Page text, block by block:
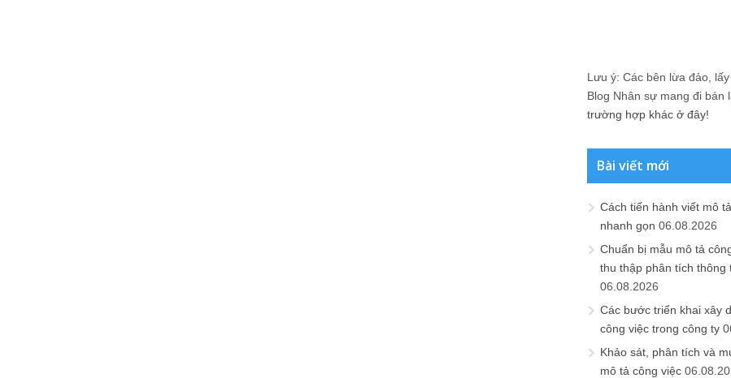
Lưu ý: Các bên lừa đảo,
Blog Nhân sự mang đi bán
trường hợp khác ở đây!
Bài viết mới
Cách tiến hành viết mô
nhanh gọn 06.08.2026
Chuẩn bị mẫu mô tả
thu thập phân tích thông
06.08.2026
Các bước triển khai xây
công việc trong công ty
Khảo sát, phân tích và
mô tả công việc